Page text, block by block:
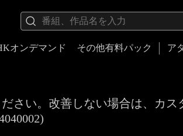
オンデマンド その他有料パック ア
さい。改善しない場合は、カ